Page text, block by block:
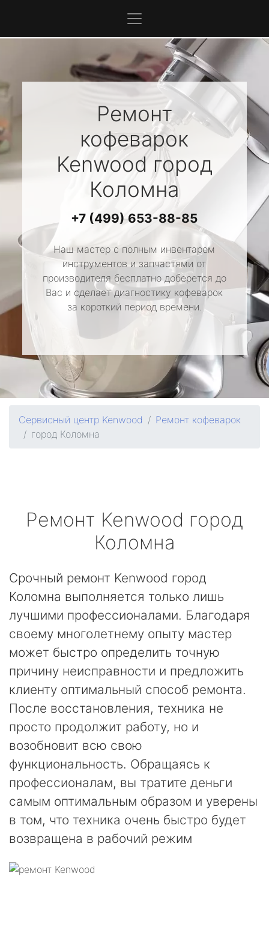
Ремонт
кофеварок
Kenwoodгород
Коломна
+7 (499) 653-88-85
Наш мастер с полным инвентарем
инструментов и запчастями от
производителя бесплатно доберется до
Вас и сделает диагностику кофеварок
за короткий период времени.
Сервисный центр Kenwood
Ремонт кофеварок
город Коломна
Ремонт Kenwood город
Коломна
Срочный ремонт Kenwood город
Коломна выполняется только лишь
лучшими профессионалами. Благодаря
своему многолетнему опыту мастер
может быстро определить точную
причину неисправности и предложить
клиенту оптимальный способ ремонта.
После восстановления, техника не
просто продолжит работу, но и
возобновит всю свою
функциональность. Обращаясь к
профессионалам, вы тратите деньги
самым оптимальным образом и уверены
в том, что техника очень быстро будет
возвращена в рабочий режим